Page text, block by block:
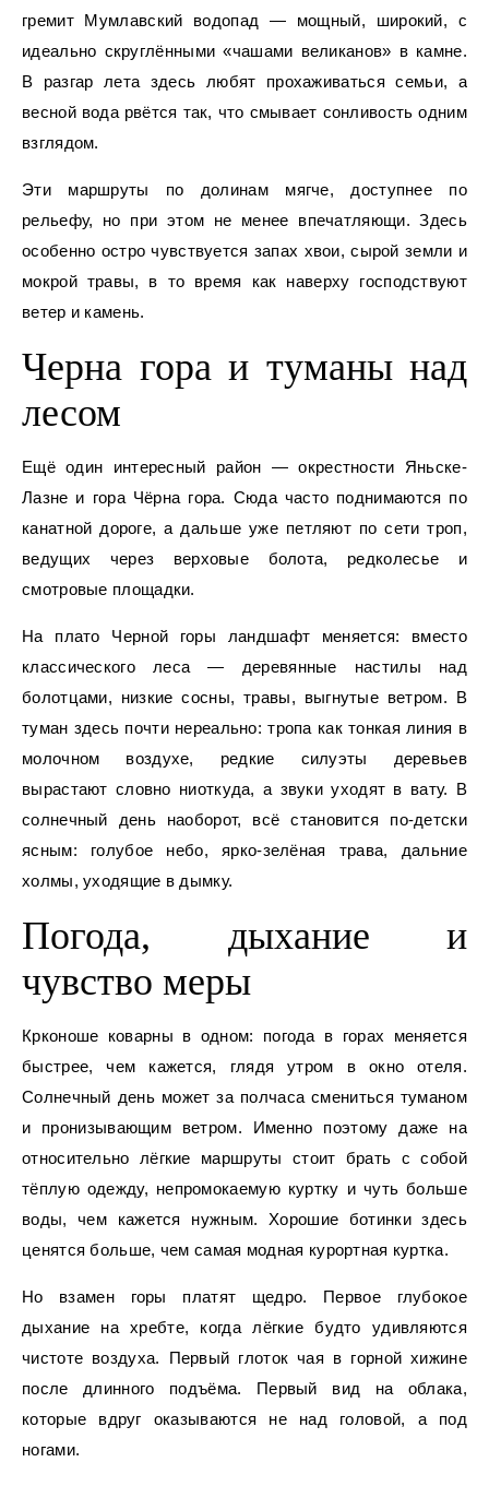
гремит Мумлавский водопад — мощный, широкий, с
идеально скруглёнными «чашами великанов» в камне.
В разгар лета здесь любят прохаживаться семьи, а
весной вода рвётся так, что смывает сонливость одним
взглядом.
Эти маршруты по долинам мягче, доступнее по
рельефу, но при этом не менее впечатляющи. Здесь
особенно остро чувствуется запах хвои, сырой земли и
мокрой травы, в то время как наверху господствуют
ветер и камень.
Черна гора и туманы над
лесом
Ещё один интересный район — окрестности Яньске-
Лазне и гора Чёрна гора. Сюда часто поднимаются по
канатной дороге, а дальше уже петляют по сети троп,
ведущих через верховые болота, редколесье и
смотровые площадки.
На плато Черной горы ландшафт меняется: вместо
классического леса — деревянные настилы над
болотцами, низкие сосны, травы, выгнутые ветром. В
туман здесь почти нереально: тропа как тонкая линия в
молочном воздухе, редкие силуэты деревьев
вырастают словно ниоткуда, а звуки уходят в вату. В
солнечный день наоборот, всё становится по-детски
ясным: голубое небо, ярко-зелёная трава, дальние
холмы, уходящие в дымку.
Погода, дыхание и
чувство меры
Крконоше коварны в одном: погода в горах меняется
быстрее, чем кажется, глядя утром в окно отеля.
Солнечный день может за полчаса смениться туманом
и пронизывающим ветром. Именно поэтому даже на
относительно лёгкие маршруты стоит брать с собой
тёплую одежду, непромокаемую куртку и чуть больше
воды, чем кажется нужным. Хорошие ботинки здесь
ценятся больше, чем самая модная курортная куртка.
Но взамен горы платят щедро. Первое глубокое
дыхание на хребте, когда лёгкие будто удивляются
чистоте воздуха. Первый глоток чая в горной хижине
после длинного подъёма. Первый вид на облака,
которые вдруг оказываются не над головой, а под
ногами.